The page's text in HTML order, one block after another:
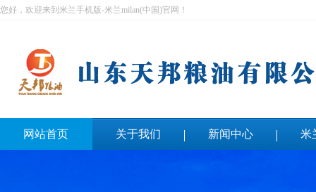
您好，欢迎来到米兰手机版-米兰milan(中国)官网！
网站首页 关于我们 新闻中心 米